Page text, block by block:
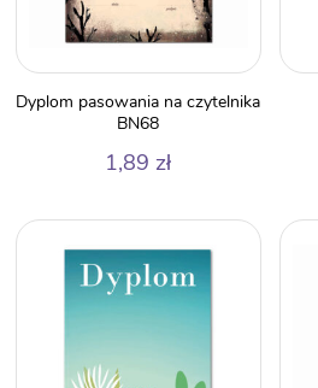
Dyplom pasowania na czytelnika
BN68
1,89 zł